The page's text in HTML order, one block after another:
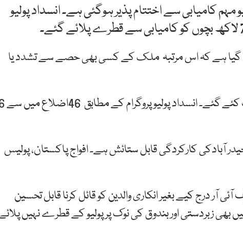
کامیابی سے اختتام پذیر ہوگئی ہے۔ انسداد پولیو
گیا ہے کہ اس مرتبہ ملک کے کسی بھی حصے سے تشدد یا
بیان کے مطابق پولیو مخالف 48 فیس بک پیجز
حیدر آبادکی کارکردگی قابل ستائش ہے۔ افواج پاکستان، پولیس
آئی آر درج کیے بغیر انکاری والدین کو قائل کرنا قابل تحسین
بھی زبردستی اور بندوق کی نوک پر پولیو کے قطرے نہیں